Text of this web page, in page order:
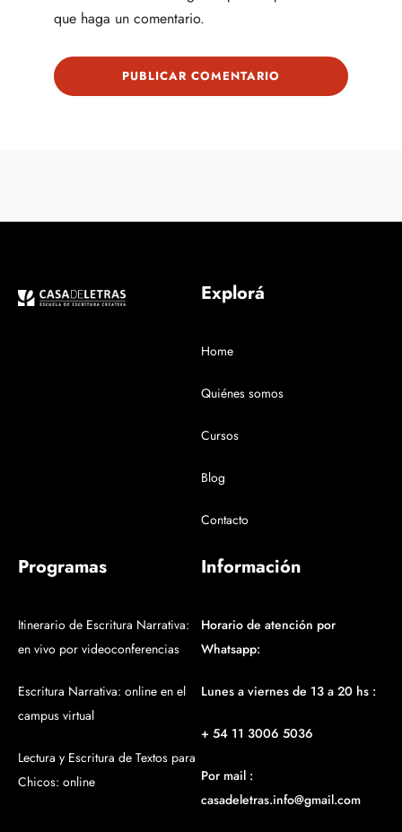
que haga un comentario.
Explorá
Home
Quiénes somos
Cursos
Blog
Contacto
Programas
Itinerario de Escritura Narrativa:
en vivo por videoconferencias
Escritura Narrativa: online en el
campus virtual
Lectura y Escritura de Textos para
Chicos: online
Información
Horario de atención por
Whatsapp:
Lunes a viernes de 13 a 20 hs :
+ 54 11 3006 5036
Por mail :
casadeletras.info@gmail.com